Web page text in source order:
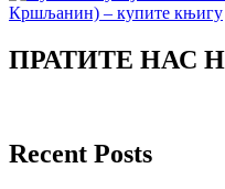
ПРАТИТЕ НАС
Recent Posts